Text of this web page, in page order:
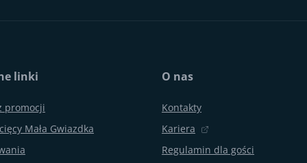
linki
promocji
Mała Gwiazdka
O nas
Kontakty
Kariera
Regulamin dla gości